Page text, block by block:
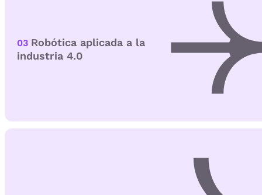
03 Robótica aplicada a la
industria 4.0